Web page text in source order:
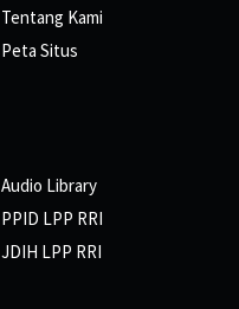
Tentang Kami
Peta Situs
Audio Library
PPID LPP RRI
JDIH LPP RRI